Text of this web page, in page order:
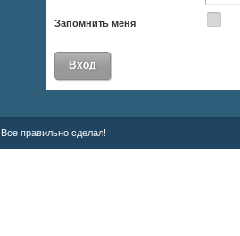
Запомнить меня
. Все правильно сделал!